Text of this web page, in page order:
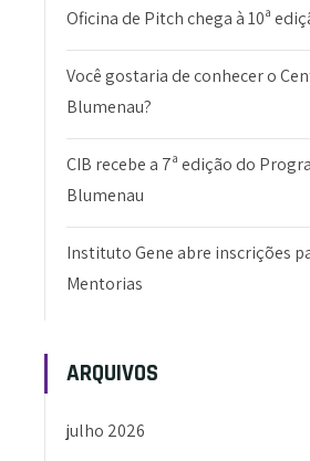
Oficina de Pitch chega à 10ª
Você gostaria de conhecer o
Blumenau?
CIB recebe a 7ª edição do
Blumenau
Instituto Gene abre inscrições
Mentorias
ARQUIVOS
julho 2026